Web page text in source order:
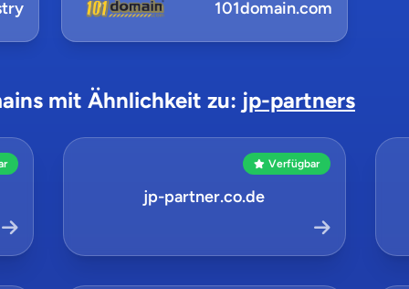
101domain.com
mit Ähnlichkeit zu: jp-partners
Verfügbar
jp-partner.co.de